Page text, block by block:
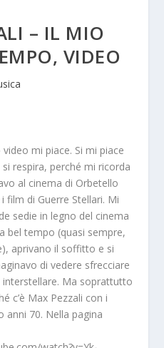
– IL MIO
VIDEO
mi piace. Si mi piace
respira, perché mi ricorda
al cinema di Orbetello
film di Guerre Stellari. Mi
sedie in legno del cinema
bel tempo (quasi sempre,
aprivano il soffitto e si
di vedere sfrecciare
Ma soprattutto
c’è Max Pezzali con i
anni 70. Nella pagina